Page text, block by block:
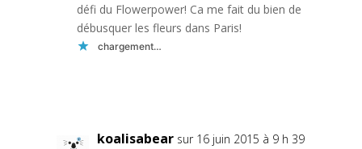
défi du Flowerpower! Ca me fait du bien de
débusquer les fleurs dans Paris!
chargement…
koalisabear sur 16 juin 2015 à 9 h 39